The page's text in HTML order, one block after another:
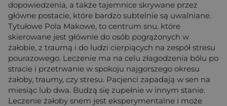
dopowiedzenia, a także tajemnice skrywane przez
główne postacie, które bardzo subtelnie są uwalniane.
Tytułowe Pola Makowe, to centrum snu, które
skierowane jest głównie do osób pogrążonych w
żałobie, z traumą i do ludzi cierpiących na zespół stresu
pourazowego. Leczenie ma na celu złagodzenia bólu po
stracie i przetrwanie w spokoju najgorszego okresu
żałoby, traumy, czy stresu. Pacjenci zapadają w sen na
miesiąc lub dwa. Budzą się zupełnie w innym stanie.
Leczenie żałoby snem jest eksperymentalne i może